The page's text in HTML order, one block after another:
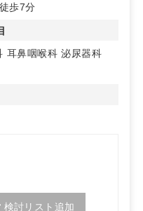
パクトに設計し、開業
歩7分
耳鼻咽喉科 泌尿器科
検討リスト追加